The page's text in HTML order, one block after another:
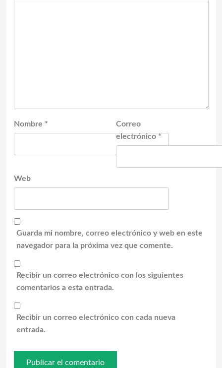
Nombre *
Correo
electrónico *
Web
Guarda mi nombre, correo electrónico y web en este
navegador para la próxima vez que comente.
Recibir un correo electrónico con los siguientes
comentarios a esta entrada.
Recibir un correo electrónico con cada nueva
entrada.